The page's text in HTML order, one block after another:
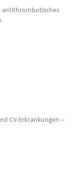
antithrombotisches
CV-Erkrankungen –